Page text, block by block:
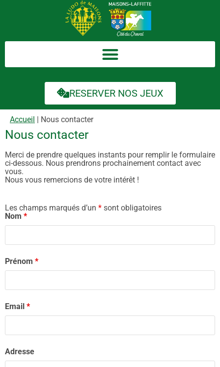
RESERVER NOS JEUX
Accueil | Nous contacter
Nous contacter
Merci de prendre quelques instants pour remplir le formulaire
ci-dessous. Nous prendrons prochainement contact avec
vous.
Nous vous remercions de votre intérêt !
Les champs marqués d’un * sont obligatoires
Nom *
Prénom *
Email *
Adresse